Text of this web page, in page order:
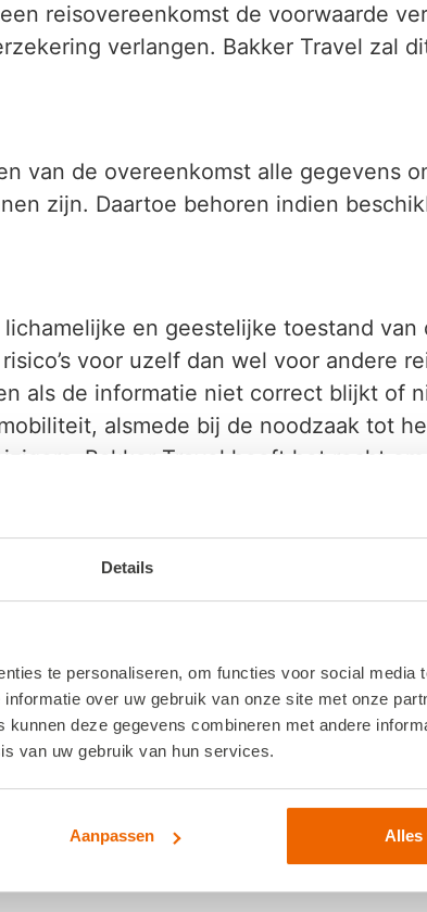
Details
te personaliseren, om functies voor social media
over uw gebruik van onze site met onze
deze gegevens combineren met andere
van uw gebruik van hun services.
Aanpassen Alles
reisovereenkomst de voorwaarde
verlangen. Bakker Travel zal
van de overeenkomst alle gegevens
zijn. Daartoe behoren indien
en geestelijke toestand
voor uzelf dan wel voor andere
als de informatie niet correct blijkt of
alsmede bij de noodzaak tot
Bakker Travel heeft het recht
van die verklaring de reiziger
zijn voor de goede uitvoering van de
groep reizigers.
reiziger van het aanbod van Bakker
de reiziger schriftelijk of